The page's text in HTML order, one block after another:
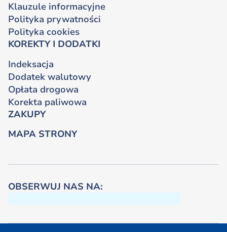
OBSERWUJ NAS NA:
Klauzule informacyjne
Polityka prywatności
Polityka cookies
KOREKTY I DODATKI
Indeksacja
Dodatek walutowy
Opłata drogowa
Korekta paliwowa
ZAKUPY
MAPA STRONY